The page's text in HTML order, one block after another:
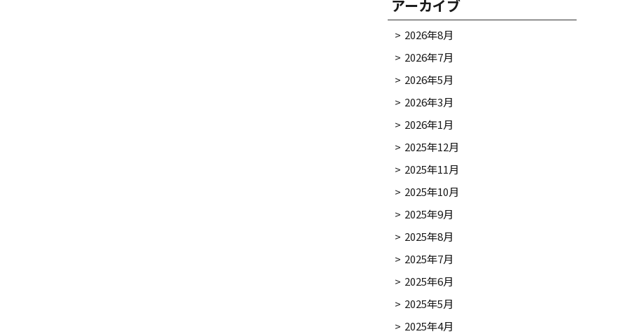
アーカイブ
2026年8月
2026年7月
2026年5月
2026年3月
2026年1月
2025年12月
2025年11月
2025年10月
2025年9月
2025年8月
2025年7月
2025年6月
2025年5月
2025年4月